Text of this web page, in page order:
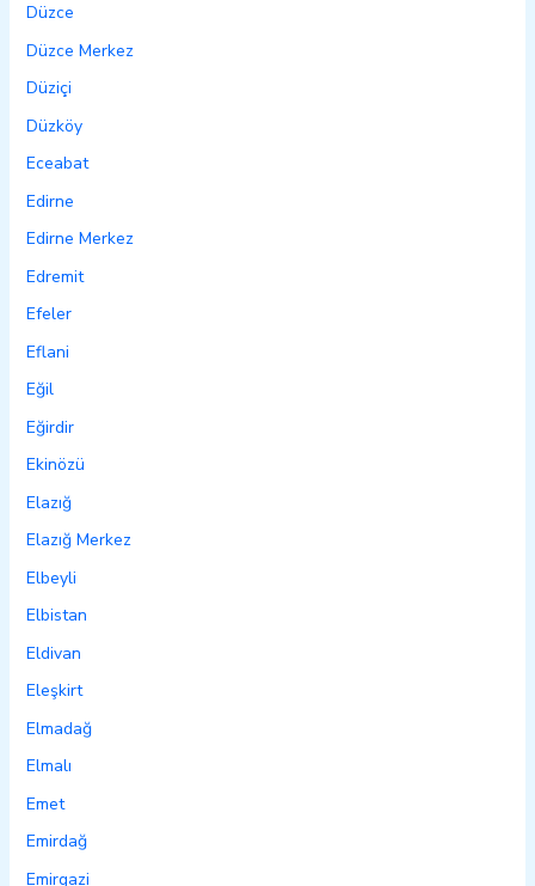
Düzce
Düzce Merkez
Düziçi
Düzköy
Eceabat
Edirne
Edirne Merkez
Edremit
Efeler
Eflani
Eğil
Eğirdir
Ekinözü
Elazığ
Elazığ Merkez
Elbeyli
Elbistan
Eldivan
Eleşkirt
Elmadağ
Elmalı
Emet
Emirdağ
Emirgazi